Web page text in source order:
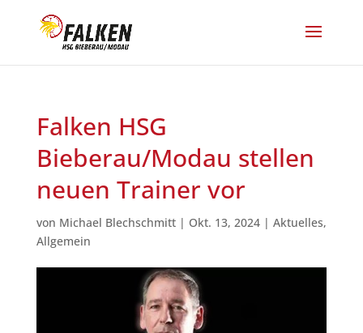
Falken HSG
Bieberau/Modau stellen
neuen Trainer vor
von Michael Blechschmitt| Okt. 13, 2024| Aktuelles,
Allgemein